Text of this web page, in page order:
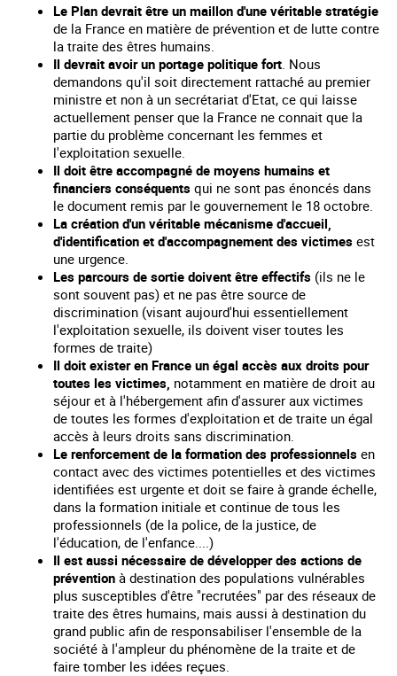
Le Plan devrait être un maillon d'une véritable stratégie
de la France en matière de prévention et de lutte contre
la traite des êtres humains.
Il devrait avoir un portage politique fort . Nous
demandons qu'il soit directement rattaché au premier
ministre et non à un secrétariat d'Etat, ce qui laisse
actuellement penser que la France ne connait que la
partie du problème concernant les femmes et
l'exploitation sexuelle.
Il doit être accompagné de moyens humains et
financiers conséquents qui ne sont pas énoncés dans
le document remis par le gouvernement le 18 octobre.
La création d'un véritable mécanisme d'accueil,
d'identification et d'accompagnement des victimes est
une urgence.
Les parcours de sortie doivent être effectifs (ils ne le
sont souvent pas) et ne pas être source de
discrimination (visant aujourd'hui essentiellement
l'exploitation sexuelle, ils doivent viser toutes les
formes de traite)
Il doit exister en France un égal accès aux droits pour
toutes les victimes, notamment en matière de droit au
séjour et à l'hébergement afin d'assurer aux victimes
de toutes les formes d'exploitation et de traite un égal
accès à leurs droits sans discrimination.
Le renforcement de la formation des professionnels en
contact avec des victimes potentielles et des victimes
identifiées est urgente et doit se faire à grande échelle,
dans la formation initiale et continue de tous les
professionnels (de la police, de la justice, de
l'éducation, de l'enfance....)
Il est aussi nécessaire de développer des actions de
prévention à destination des populations vulnérables
plus susceptibles d'être "recrutées" par des réseaux de
traite des êtres humains, mais aussi à destination du
grand public afin de responsabiliser l'ensemble de la
société à l'ampleur du phénomène de la traite et de
faire tomber les idées reçues.